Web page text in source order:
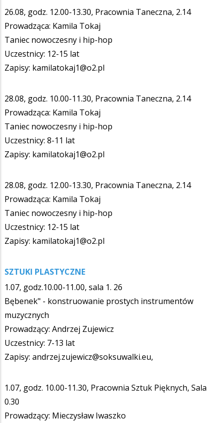
26.08, godz. 12.00-13.30, Pracownia Taneczna, 2.14
Prowadząca: Kamila Tokaj
Taniec nowoczesny i hip-hop
Uczestnicy: 12-15 lat
Zapisy: kamilatokaj1@o2.pl
28.08, godz. 10.00-11.30, Pracownia Taneczna, 2.14
Prowadząca: Kamila Tokaj
Taniec nowoczesny i hip-hop
Uczestnicy: 8-11 lat
Zapisy: kamilatokaj1@o2.pl
28.08, godz. 12.00-13.30, Pracownia Taneczna, 2.14
Prowadząca: Kamila Tokaj
Taniec nowoczesny i hip-hop
Uczestnicy: 12-15 lat
Zapisy: kamilatokaj1@o2.pl
SZTUKI PLASTYCZNE
1.07, godz.10.00-11.00, sala 1. 26
Bębenek" - konstruowanie prostych instrumentów
muzycznych
Prowadzący: Andrzej Zujewicz
Uczestnicy: 7-13 lat
Zapisy: andrzej.zujewicz@soksuwalki.eu,
1.07, godz. 10.00-11.30, Pracownia Sztuk Pięknych, Sala
0.30
Prowadzący: Mieczysław Iwaszko